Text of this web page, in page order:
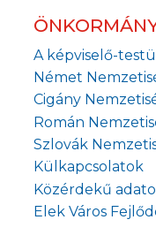
A képviselő-
Német
Cigány
Román
Szlovák
Külkapcsolatok
Közérdekű
Elek Város